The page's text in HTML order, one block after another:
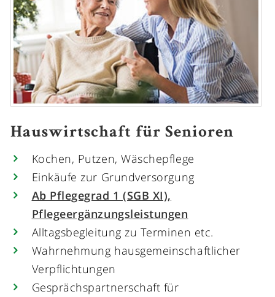
Hauswirtschaft für Senioren
Kochen, Putzen, Wäschepflege
Einkäufe zur Grundversorgung
Ab Pflegegrad 1 (SGB XI),
Pflegeergänzungsleistungen
Alltagsbegleitung zu Terminen etc.
Wahrnehmung hausgemeinschaftlicher
Verpflichtungen
Gesprächspartnerschaft für